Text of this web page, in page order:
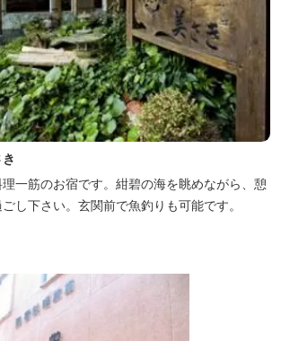
一筋のお宿です。紺碧の海を眺めながら、憩
し下さい。玄関前で魚釣りも可能です。